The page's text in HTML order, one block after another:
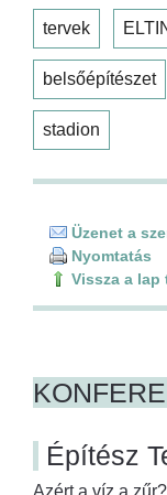
tervek
belsőépítészet
stadion
Üzenet a
Nyomtatás
Vissza a lap
Építész
Azért a víz a